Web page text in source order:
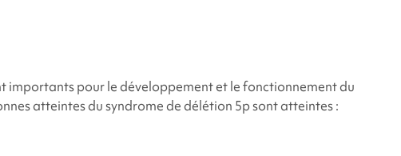
des ressources ?
importants pour le développement et le fonctionnement du
atteintes dusyndrome de délétion 5psont atteintes :